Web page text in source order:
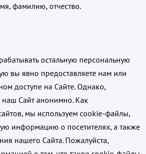
фамилию, отчество.
остальную персональную
вы явно предоставляете нам или
доступе на Сайте. Однако,
Сайт анонимно. Как
мы используем cookie-файлы,
информацию о посетителях, а также
нашего Сайта. Пожалуйста,